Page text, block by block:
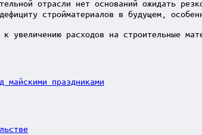
отрасли нет оснований ожидать
стройматериалов в будущем,
увеличению расходов на строительные
майскими праздниками